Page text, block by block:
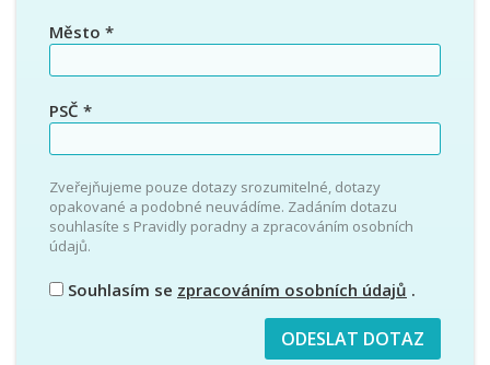
Město *
PSČ *
Zveřejňujeme pouze dotazy srozumitelné, dotazy
opakované a podobné neuvádíme. Zadáním dotazu
souhlasíte s Pravidly poradny a zpracováním osobních
údajů.
Souhlasím se zpracováním osobních údajů .